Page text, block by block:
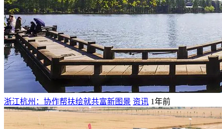
浙江杭州：协作帮扶绘就共富新图景 资讯 1年前